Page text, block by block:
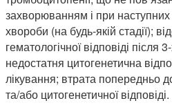
захворюванням і при
хвороби (на будь-якій стадії);
гематологічної відповіді після
недостатня цитогенетична
лікування; втрата попередньо
та/або цитогенетичної відповіді.